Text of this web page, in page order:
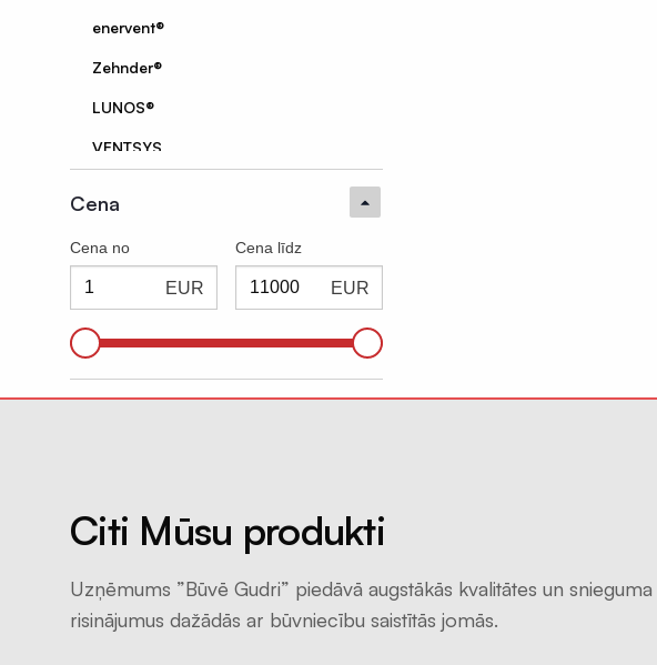
enervent®
Zehnder®
LUNOS®
VENTSYS
Steico®
DELTA®
Alujet
Cena
Cena no
EUR
Cena līdz
EUR
Citi Mūsu produkti
Uzņēmums ”Būvē Gudri” piedāvā augstākās kvalitātes un snieguma
risinājumus dažādās ar būvniecību saistītās jomās.